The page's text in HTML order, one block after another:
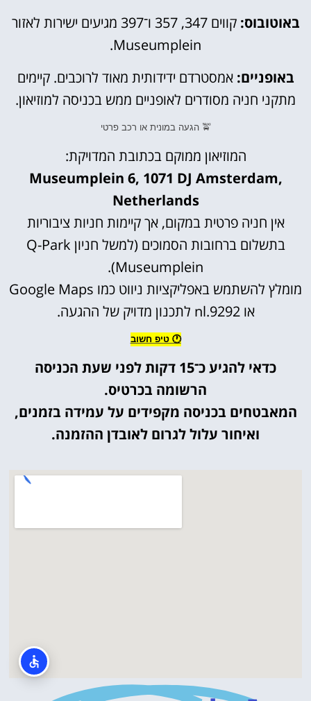
באוטובוס:
קווים 347, 357 ו־397 מגיעים ישירות לאזור
Museumplein.
באופניים: אמסטרדם ידידותית מאוד לרוכבים. קיימים
מתקני חניה מסודרים לאופניים ממש בכניסה למוזיאון.
🚖 הגעה במונית או רכב פרטי
המוזיאון ממוקם בכתובת המדויקת:
Museumplein 6, 1071 DJ Amsterdam,
Netherlands
אין חניה פרטית במקום, אך קיימות חניות ציבוריות
בתשלום ברחובות הסמוכים (למשל חניון Q-Park
Museumplein).
מומלץ להשתמש באפליקציות ניווט כמו Google Maps
או 9292.nl לתכנון מדויק של ההגעה.
🕐 טיפ חשוב
כדאי להגיע כ־15 דקות לפני שעת הכניסה
הרשומה בכרטיס.
המאבטחים בכניסה מקפידים על עמידה בזמנים,
ואיחור עלול לגרום לאובדן ההזמנה.